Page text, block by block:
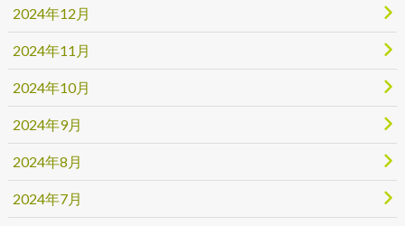
2024年12月
2024年11月
2024年10月
2024年9月
2024年8月
2024年7月